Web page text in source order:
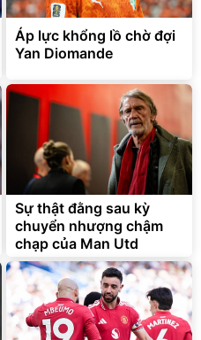
Áp lực khổng lồ chờ đợi
Yan Diomande
Sự thật đằng sau kỳ
chuyển nhượng chậm
chạp của Man Utd